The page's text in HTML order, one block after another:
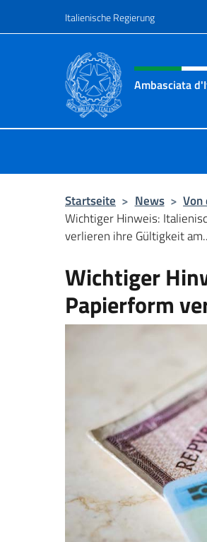
Italienische Regierung
Header-Site,
Ambasciata
Startseite > News >
Wichtiger Hinweis:
verlieren ihre Gültigkeit
Wichtiger
Papierform